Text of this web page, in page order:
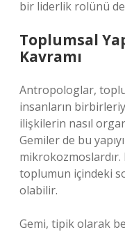
bir liderlik rolünü
Toplumsal
Kavramı
Antropologlar,
insanların
ilişkilerin nasıl
Gemiler de bu
toplumun içindeki
olabilir.
Gemi, tipik olarak